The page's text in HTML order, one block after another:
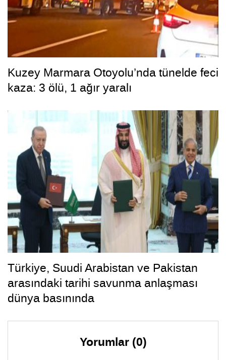
Kuzey Marmara Otoyolu’nda tünelde feci
kaza: 3 ölü, 1 ağır yaralı
Türkiye, Suudi Arabistan ve Pakistan
arasındaki tarihi savunma anlaşması
dünya basınında
Yorumlar (0)